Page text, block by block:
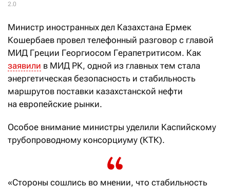
2.0
Министр иностранных дел Казахстана Ермек
Кошербаев провел телефонный разговор с главой
МИД Греции Георгиосом Герапетритисом. Как
заявили в МИД РК, одной из главных тем стала
энергетическая безопасность и стабильность
маршрутов поставки казахстанской нефти
на европейские рынки.
Особое внимание министры уделили Каспийскому
трубопроводному консорциуму (КТК).
«Стороны сошлись во мнении, что стабильность